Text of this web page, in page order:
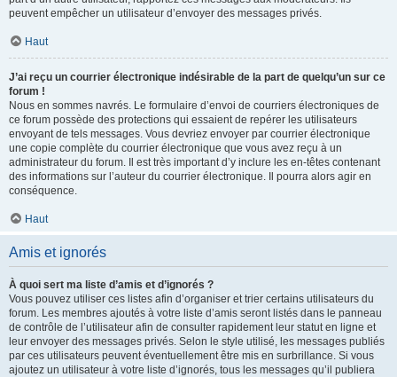
peuvent empêcher un utilisateur d’envoyer des messages privés.
Haut
J’ai reçu un courrier électronique indésirable de la part de quelqu’un sur ce
forum !
Nous en sommes navrés. Le formulaire d’envoi de courriers électroniques de
ce forum possède des protections qui essaient de repérer les utilisateurs
envoyant de tels messages. Vous devriez envoyer par courrier électronique
une copie complète du courrier électronique que vous avez reçu à un
administrateur du forum. Il est très important d’y inclure les en-têtes contenant
des informations sur l’auteur du courrier électronique. Il pourra alors agir en
conséquence.
Haut
Amis et ignorés
À quoi sert ma liste d’amis et d’ignorés ?
Vous pouvez utiliser ces listes afin d’organiser et trier certains utilisateurs du
forum. Les membres ajoutés à votre liste d’amis seront listés dans le panneau
de contrôle de l’utilisateur afin de consulter rapidement leur statut en ligne et
leur envoyer des messages privés. Selon le style utilisé, les messages publiés
par ces utilisateurs peuvent éventuellement être mis en surbrillance. Si vous
ajoutez un utilisateur à votre liste d’ignorés, tous les messages qu’il publiera